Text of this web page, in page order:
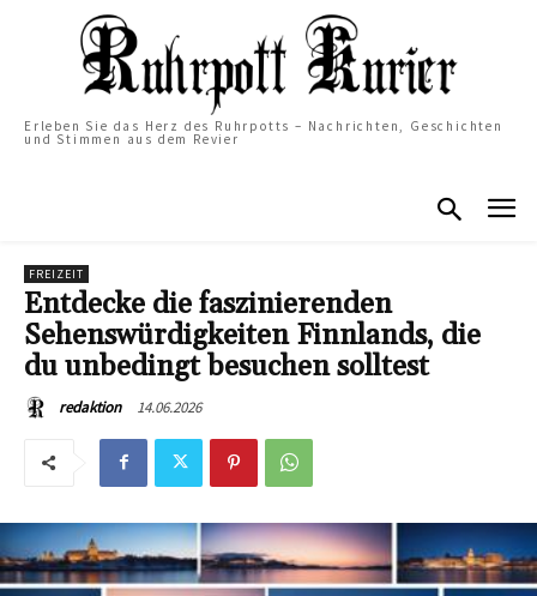
Erleben Sie das Herz des Ruhrpotts – Nachrichten, Geschichten
und Stimmen aus dem Revier
FREIZEIT
Entdecke die faszinierenden
Sehenswürdigkeiten Finnlands, die
du unbedingt besuchen solltest
redaktion 14.06.2026